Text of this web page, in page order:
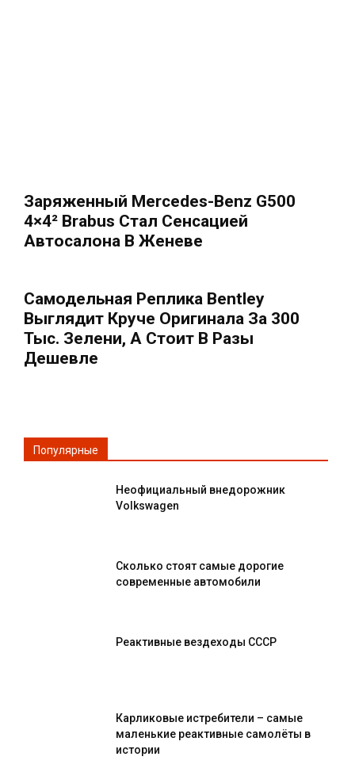
Заряженный Mercedes-Benz G500
4×4² Brabus Стал Сенсацией
Автосалона В Женеве
Самодельная Реплика Bentley
Выглядит Круче Оригинала За 300
Тыс. Зелени, А Стоит В Разы
Дешевле
Популярные
Неофициальный внедорожник
Volkswagen
Сколько стоят самые дорогие
современные автомобили
Реактивные вездеходы СССР
Карликовые истребители – самые
маленькие реактивные самолёты в
истории